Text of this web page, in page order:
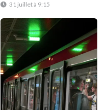
31 juillet à 9:15